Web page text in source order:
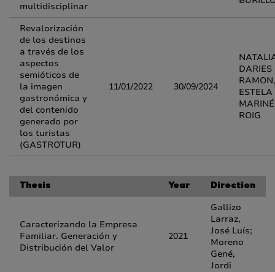
multidisciplinar
Revalorización
de los destinos
a través de los
aspectos
semióticos de
la imagen
gastronómica y
del contenido
generado por
los turistas
(GASTROTUR)
11/01/2022 30/09/2024
DARIES
RAMON,
ESTELA
MARINÉ
ROIG
Thesis Year Direction
Caracterizando la Empresa
Familiar. Generación y
Distribución del Valor
2021
Gallizo
Larraz,
José Luís;
Moreno
Gené,
Jordi